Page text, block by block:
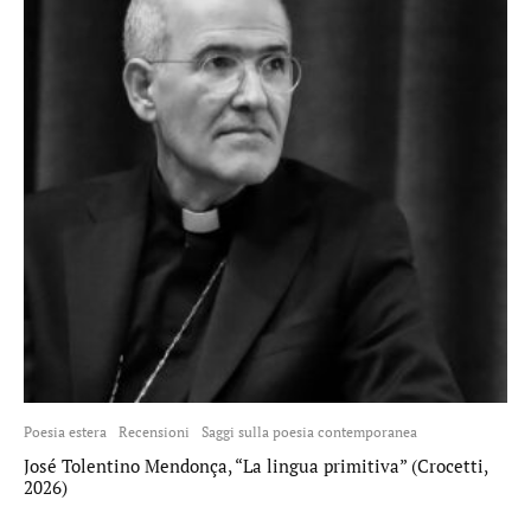
Poesia estera Recensioni Saggi sulla poesia contemporanea
José Tolentino Mendonça, “La lingua primitiva” (Crocetti,
2026)